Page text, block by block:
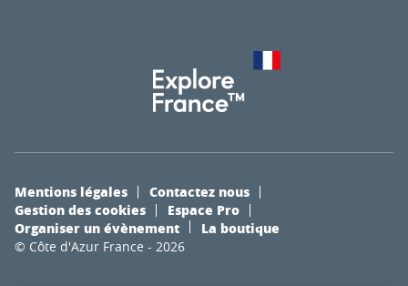
© Côte d'Azur France - 2026
Mentions légales
Contactez nous
Gestion des cookies
Espace Pro
Organiser un évènement
La boutique